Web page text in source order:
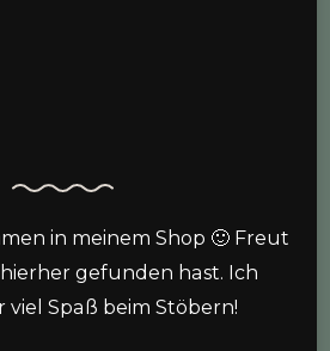
in meinem Shop 🙂 Freut
gefunden hast. Ich
viel Spaß beim Stöbern!